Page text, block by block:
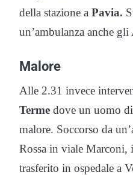
della stazione a Pavia.
un’ambulanza anche
Malore
Alle 2.31 invece
Terme dove un uomo di
malore. Soccorso da
Rossa in viale
trasferito in ospedale a